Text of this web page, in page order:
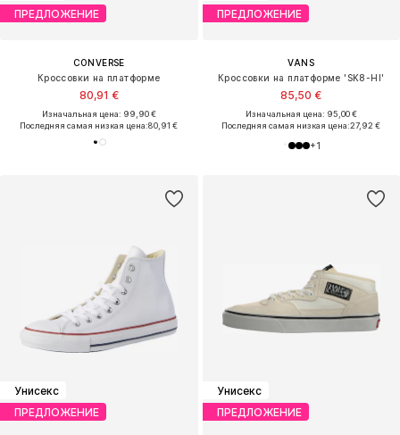
ПРЕДЛОЖЕНИЕ
CONVERSE
Кроссовки на платформе
80,91 €
Изначальная цена: 99,90 €
Последняя самая низкая цена:80,91 €
ПРЕДЛОЖЕНИЕ
VANS
Кроссовки на платформе 'SK8-HI'
85,50 €
Изначальная цена: 95,00 €
Последняя самая низкая цена:27,92 €
+1
Унисекс
ПРЕДЛОЖЕНИЕ
Унисекс
ПРЕДЛОЖЕНИЕ